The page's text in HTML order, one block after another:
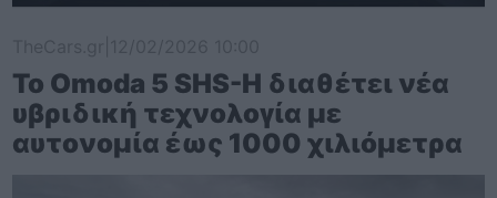
Το Omoda 5 SHS-H διαθέτει νέα
υβριδική τεχνολογία με
αυτονομία έως 1000 χιλιόμετρα